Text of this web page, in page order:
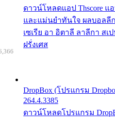
ดาวน์โหลดแอป Thscore แ
และแม่นยำทันใจ ผลบอลลี
เซเรีย อา อิตาลี ลาลีกา สเ
ฝรั่งเศส
DropBox (โปรแกรม
264.4.3385
ดาวน์โหลดโปรแกรม